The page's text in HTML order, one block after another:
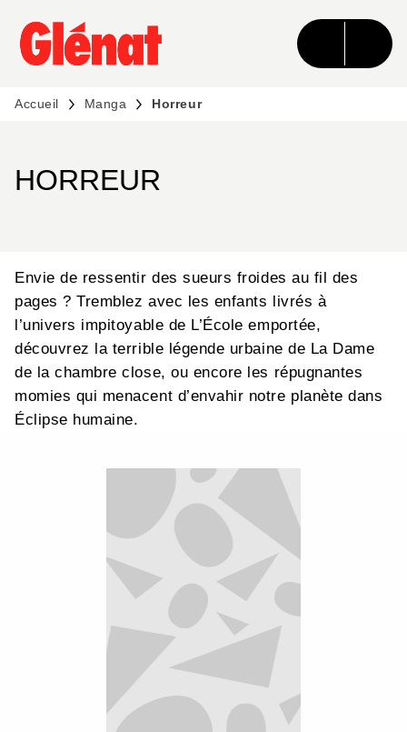
MENU RECHERCHE CONTENU
PIED DE PAGE
Accueil Manga Horreur
HORREUR
Envie de ressentir des sueurs froides au fil des
pages ? Tremblez avec les enfants livrés à
l’univers impitoyable de L’École emportée,
découvrez la terrible légende urbaine de La Dame
de la chambre close, ou encore les répugnantes
momies qui menacent d’envahir notre planète dans
Éclipse humaine.